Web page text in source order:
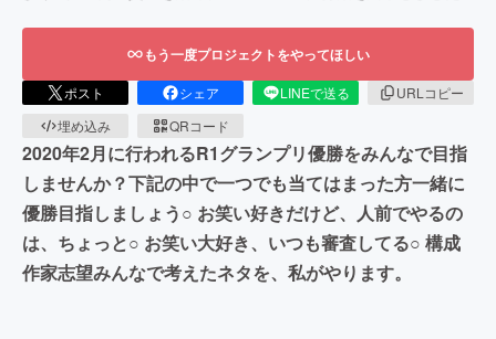
もう一度プロジェクトをやってほしい
ポスト シェア LINEで送る
URLコピー
埋め込み
QRコード
2020年2月に行われるR1グランプリ優勝をみんなで目指
しませんか？下記の中で一つでも当てはまった方一緒に
優勝目指しましょう○ お笑い好きだけど、人前でやるの
は、ちょっと○ お笑い大好き、いつも審査してる○ 構成
作家志望みんなで考えたネタを、私がやります。